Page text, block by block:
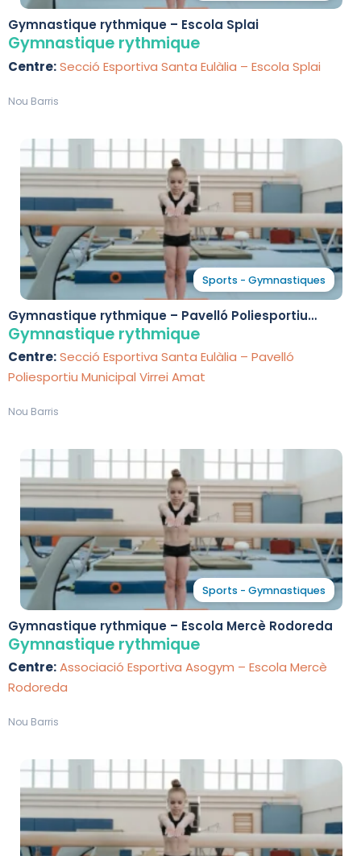
Gymnastique rythmique – Escola Splai
Gymnastique rythmique
Centre:Secció Esportiva Santa Eulàlia – Escola Splai
Nou Barris
Sports - Gymnastiques
Gymnastique rythmique – Pavelló Poliesportiu
Municipal Virrei Amat
Gymnastique rythmique
Centre:Secció Esportiva Santa Eulàlia – Pavelló
Poliesportiu Municipal Virrei Amat
Nou Barris
Sports - Gymnastiques
Gymnastique rythmique – Escola Mercè Rodoreda
Gymnastique rythmique
Centre:Associació Esportiva Asogym – Escola Mercè
Rodoreda
Nou Barris